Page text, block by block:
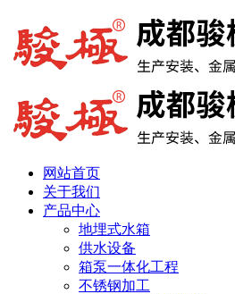
网站首页
关于我们
产品中心
地埋式水箱
供水设备
箱泵一体化工程
不锈钢加工